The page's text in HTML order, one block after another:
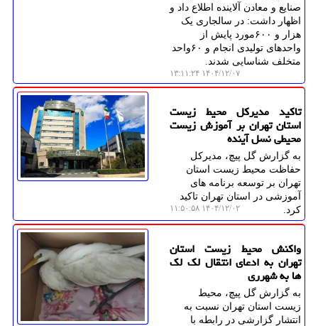
صنایع و معادن آلاینده اطلاع داد و
اظهار داشت: در سالجاری یک
هزار و ۶۰۰مورد پایش از
واحدهای تولیدی انجام و ۶۰واحد
متخلف شناسایی شدند.
۱۴۰۴/۱۲/۰۷ ۱۳:۱۱:۲۴
تاکید مدیرکل محیط زیست
استان تهران بر آموزش زیست
محیطی نسل آینده
به گزارش گل پیچ، مدیرکل
حفاظت محیط زیست استان
تهران بر توسعه برنامه های
آموزشی در استان تهران تاکید
کرد.
۱۴۰۴/۱۲/۰۲ ۱۱:۵۰:۵۸
واکنش محیط زیست استان
تهران به ادعای انتقال لک لک
ها به شهرری
به گزارش گل پیچ، محیط
زیست استان تهران نسبت به
انتشار گزارشی در رابطه با